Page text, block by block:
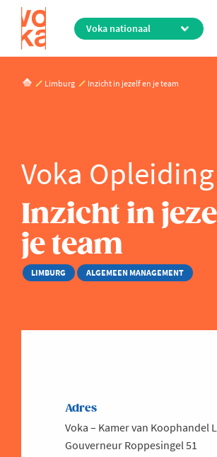
Overslaan
de
inhoud
Limburg Inzicht in jezelf en je team
Voka Opleiding
Inzicht in
je team
LIMBURG ALGEMEEN MANAGEMENT
Adres
Voka – Kamer van Koophandel
Gouverneur Roppesingel 51